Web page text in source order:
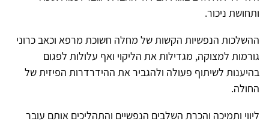
ותחושת ניכור.
ההשלכות הנפשיות הקשות של מחלה חשוכת מרפא וכאב כרוני
גורמות למצוקה, מגדילות את הליקוי ואף עלולות לפגום
בהיענות לשיתוף פעולה ולהגביר את ההידרדרות הפיזית של
החולה.
ליווי ותמיכה והכרת השלבים הנפשיים והתהליכים אותם עובר